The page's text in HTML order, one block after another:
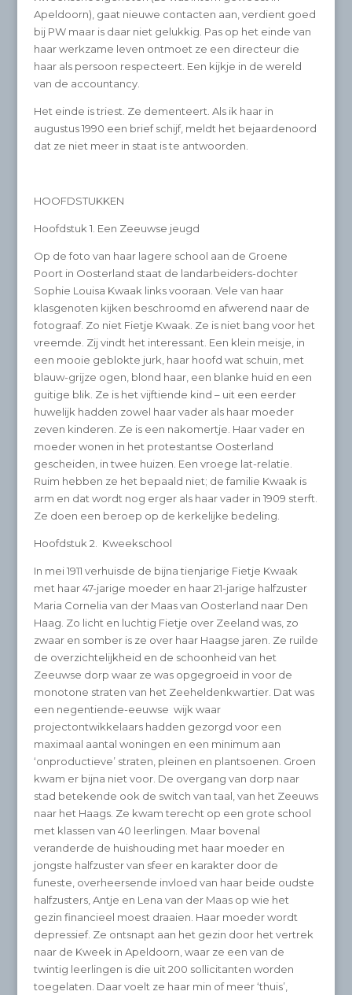
Apeldoorn), gaat nieuwe contacten aan, verdient goed
bij PW maar is daar niet gelukkig. Pas op het einde van
haar werkzame leven ontmoet ze een directeur die
haar als persoon respecteert. Een kijkje in de wereld
van de accountancy.
Het einde is triest. Ze dementeert. Als ik haar in
augustus 1990 een brief schijf, meldt het bejaardenoord
dat ze niet meer in staat is te antwoorden.
HOOFDSTUKKEN
Hoofdstuk 1. Een Zeeuwse jeugd
Op de foto van haar lagere school aan de Groene
Poort in Oosterland staat de landarbeiders-dochter
Sophie Louisa Kwaak links vooraan. Vele van haar
klasgenoten kijken beschroomd en afwerend naar de
fotograaf. Zo niet Fietje Kwaak. Ze is niet bang voor het
vreemde. Zij vindt het interessant. Een klein meisje, in
een mooie geblokte jurk, haar hoofd wat schuin, met
blauw-grijze ogen, blond haar, een blanke huid en een
guitige blik. Ze is het vijftiende kind – uit een eerder
huwelijk hadden zowel haar vader als haar moeder
zeven kinderen. Ze is een nakomertje. Haar vader en
moeder wonen in het protestantse Oosterland
gescheiden, in twee huizen. Een vroege lat-relatie.
Ruim hebben ze het bepaald niet; de familie Kwaak is
arm en dat wordt nog erger als haar vader in 1909 sterft.
Ze doen een beroep op de kerkelijke bedeling.
Hoofdstuk 2. Kweekschool
In mei 1911 verhuisde de bijna tienjarige Fietje Kwaak
met haar 47-jarige moeder en haar 21-jarige halfzuster
Maria Cornelia van der Maas van Oosterland naar Den
Haag. Zo licht en luchtig Fietje over Zeeland was, zo
zwaar en somber is ze over haar Haagse jaren. Ze ruilde
de overzichtelijkheid en de schoonheid van het
Zeeuwse dorp waar ze was opgegroeid in voor de
monotone straten van het Zeeheldenkwartier. Dat was
een negentiende-eeuwse wijk waar
projectontwikkelaars hadden gezorgd voor een
maximaal aantal woningen en een minimum aan
‘onproductieve’ straten, pleinen en plantsoenen. Groen
kwam er bijna niet voor. De overgang van dorp naar
stad betekende ook de switch van taal, van het Zeeuws
naar het Haags. Ze kwam terecht op een grote school
met klassen van 40 leerlingen. Maar bovenal
veranderde de huishouding met haar moeder en
jongste halfzuster van sfeer en karakter door de
funeste, overheersende invloed van haar beide oudste
halfzusters, Antje en Lena van der Maas op wie het
gezin financieel moest draaien. Haar moeder wordt
depressief. Ze ontsnapt aan het gezin door het vertrek
naar de Kweek in Apeldoorn, waar ze een van de
twintig leerlingen is die uit 200 sollicitanten worden
toegelaten. Daar voelt ze haar min of meer ‘thuis’,